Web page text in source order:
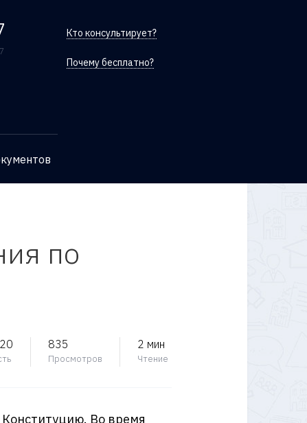
Кто консультирует?
Почему бесплатно?
по
835
Просмотров
2 мин
Чтение
Во время